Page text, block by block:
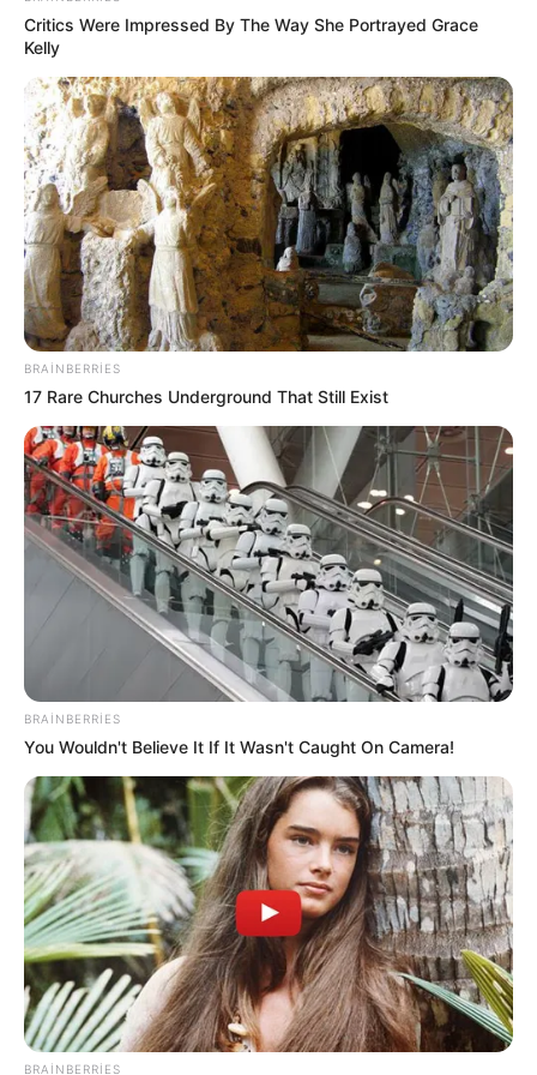
22:24 / 05 Avqust 2026 CƏMİYYƏT
Daha üç küçədətəmir işlərinə başlanılır
82 0 0
22:10 / 05 Avqust 2026 CƏMİYYƏT
Bakıda MƏSCİDYANIR
79 0
Critics Were Impressed By The Way She Portrayed Grace
Kelly
BRAINBERRIES
17 Rare Churches Underground That Still Exist
BRAINBERRIES
You Wouldn't Believe It If It Wasn't Caught On Camera!
BRAINBERRIES